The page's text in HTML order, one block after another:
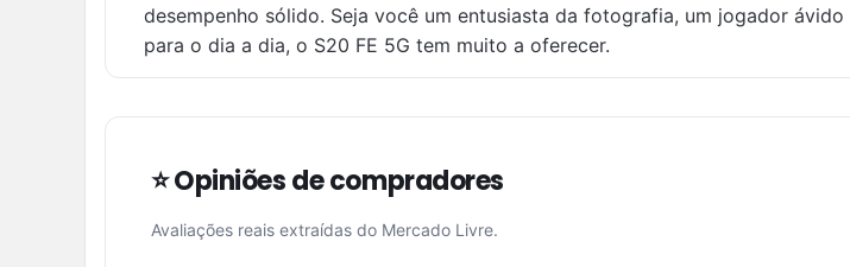
desempenho sólido. Seja você um entusiasta da fotografia, um jogador
para o dia a dia, o S20 FE 5G tem muito a oferecer.
⭐ Opiniões de compradores
Avaliações reais extraídas do Mercado Livre.